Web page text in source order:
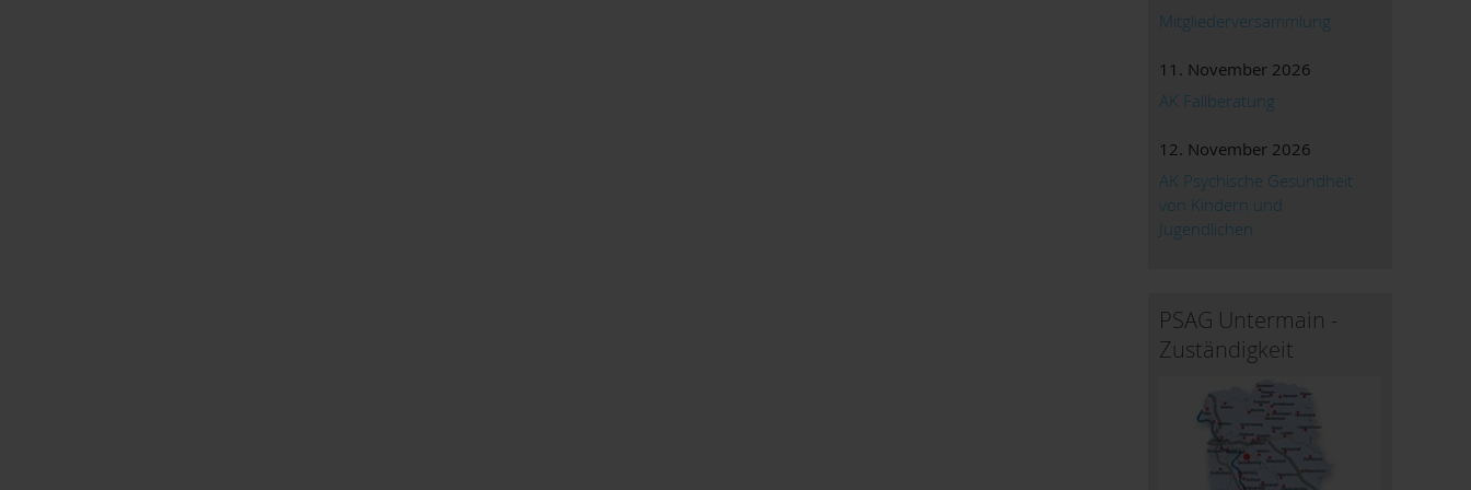
Mitgliederversammlung
11. November 2026
AK Fallberatung
12. November 2026
AK Psychische Gesundheit
von Kindern und
Jugendlichen
PSAG Untermain -
Zuständigkeit